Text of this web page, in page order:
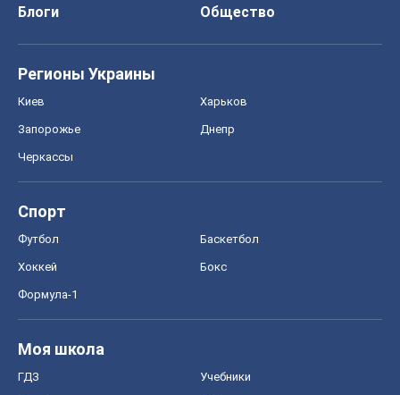
Блоги
Общество
Регионы Украины
Киев Харьков
Запорожье Днепр
Черкассы
Спорт
Футбол Баскетбол
Хоккей Бокс
Формула-1
Моя школа
ГДЗ Учебники